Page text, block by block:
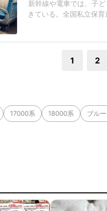
新幹線や電車では、子
きている。全国私立保
やすい社会へ」アンケ
もの泣き声・騒ぎへの
1 2
17000系 18000系 ブル